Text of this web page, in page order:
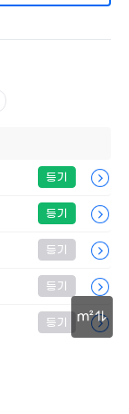
m²
등기
등기
등기
등기
등기